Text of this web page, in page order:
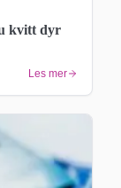
kvitt dyr
Les mer